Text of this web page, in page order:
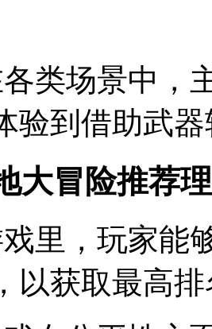
类场景中，
验到借助武
大冒险推荐
里，玩家能
以获取最高